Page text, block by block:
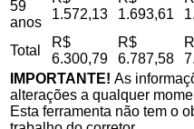
59
anos
1.572,13
1.693,61
Total
R$
6.300,79
R$
6.787,58
IMPORTANTE! As
alterações a qualquer
Esta ferramenta não tem o